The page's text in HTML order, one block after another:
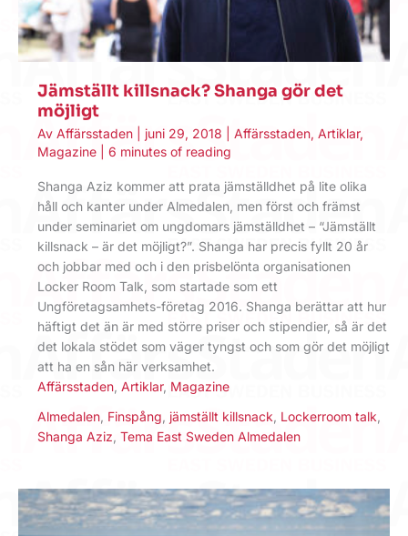
Jämställt killsnack? Shanga gör det
möjligt
Av Affärsstaden juni 29, 2018 Affärsstaden, Artiklar,
Magazine
6 minutes of reading
Shanga Aziz kommer att prata jämställdhet på lite olika
håll och kanter under Almedalen, men först och främst
under seminariet om ungdomars jämställdhet – “Jämställt
killsnack – är det möjligt?”. Shanga har precis fyllt 20 år
och jobbar med och i den prisbelönta organisationen
Locker Room Talk, som startade som ett
Ungföretagsamhets-företag 2016. Shanga berättar att hur
häftigt det än är med större priser och stipendier, så är det
det lokala stödet som väger tyngst och som gör det möjligt
att ha en sån här verksamhet.
Affärsstaden Artiklar, Magazine
Almedalen Finspång jämställt killsnack Lockerroom talk
Shanga Aziz Tema East Sweden Almedalen